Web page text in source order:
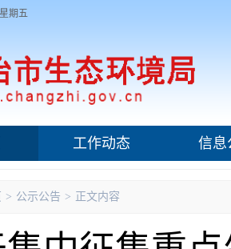
期五
工作动态 信息
> 公示公告 > 正文内容